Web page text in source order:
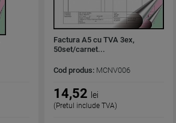
Factura A5 cu TVA 3ex,
50set/carnet...
Cod produs: MCNV006
14,52 lei
(Pretul include TVA)